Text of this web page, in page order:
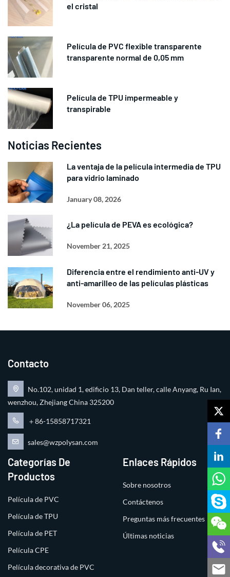
el cristal
Película de PVC flexible transparente
transparente normal de 0,05 mm
Película de TPU impermeable y
transpirable
Noticias Recientes
La ventaja de la película intermedia de TPU
para vidrio laminado
January 08, 2026
¿La película de PEVA es ecológica?
November 21, 2025
Diferencia entre el rendimiento anti-UV y
anti-amarilleo de las películas plásticas
November 06, 2025
Contacto
No.102, unidad 1, edificio 13, Dan teller, calle Anyang, Ru Ian,
wenzhou, Zhejiang China 325200
＋86-15858717321
sales@wzpolysan.com
Categorías De
Productos
Película de PVC
Película de TPU
Película de PET
Película CPE
Película decorativa de PVC
Enlaces Rápidos
Sobre nosotros
Contáctenos
Preguntas más frecuentes
Últimas noticias